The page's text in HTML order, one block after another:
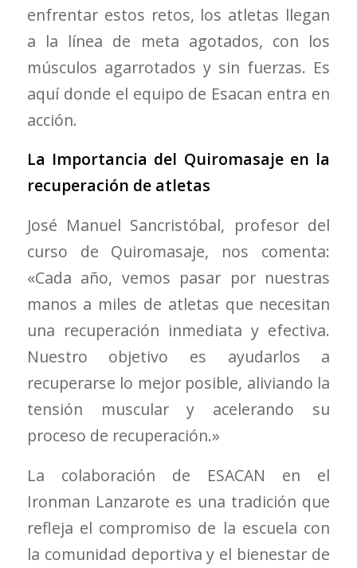
enfrentar estos retos, los atletas llegan
a la línea de meta agotados, con los
músculos agarrotados y sin fuerzas. Es
aquí donde el equipo de Esacan entra en
acción.
La Importancia del Quiromasaje en la
recuperación de atletas
José Manuel Sancristóbal, profesor del
curso de Quiromasaje, nos comenta:
«Cada año, vemos pasar por nuestras
manos a miles de atletas que necesitan
una recuperación inmediata y efectiva.
Nuestro objetivo es ayudarlos a
recuperarse lo mejor posible, aliviando la
tensión muscular y acelerando su
proceso de recuperación.»
La colaboración de ESACAN en el
Ironman Lanzarote es una tradición que
refleja el compromiso de la escuela con
la comunidad deportiva y el bienestar de